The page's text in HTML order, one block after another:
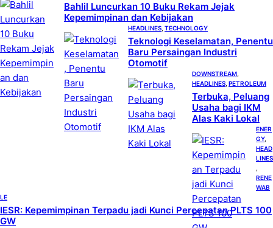
Bahlil Luncurkan 10 Buku Rekam Jejak
Kepemimpinan dan Kebijakan
HEADLINES TECHNOLOGY
Teknologi Keselamatan, Penentu
Baru Persaingan Industri
Otomotif
DOWNSTREAM
HEADLINES PETROLEUM
Terbuka, Peluang
Usaha bagi IKM
Alas Kaki Lokal
ENER
GY
HEAD
LINES
RENE
WAB
LE
IESR: Kepemimpinan Terpadu jadi Kunci Percepatan PLTS 100
GW